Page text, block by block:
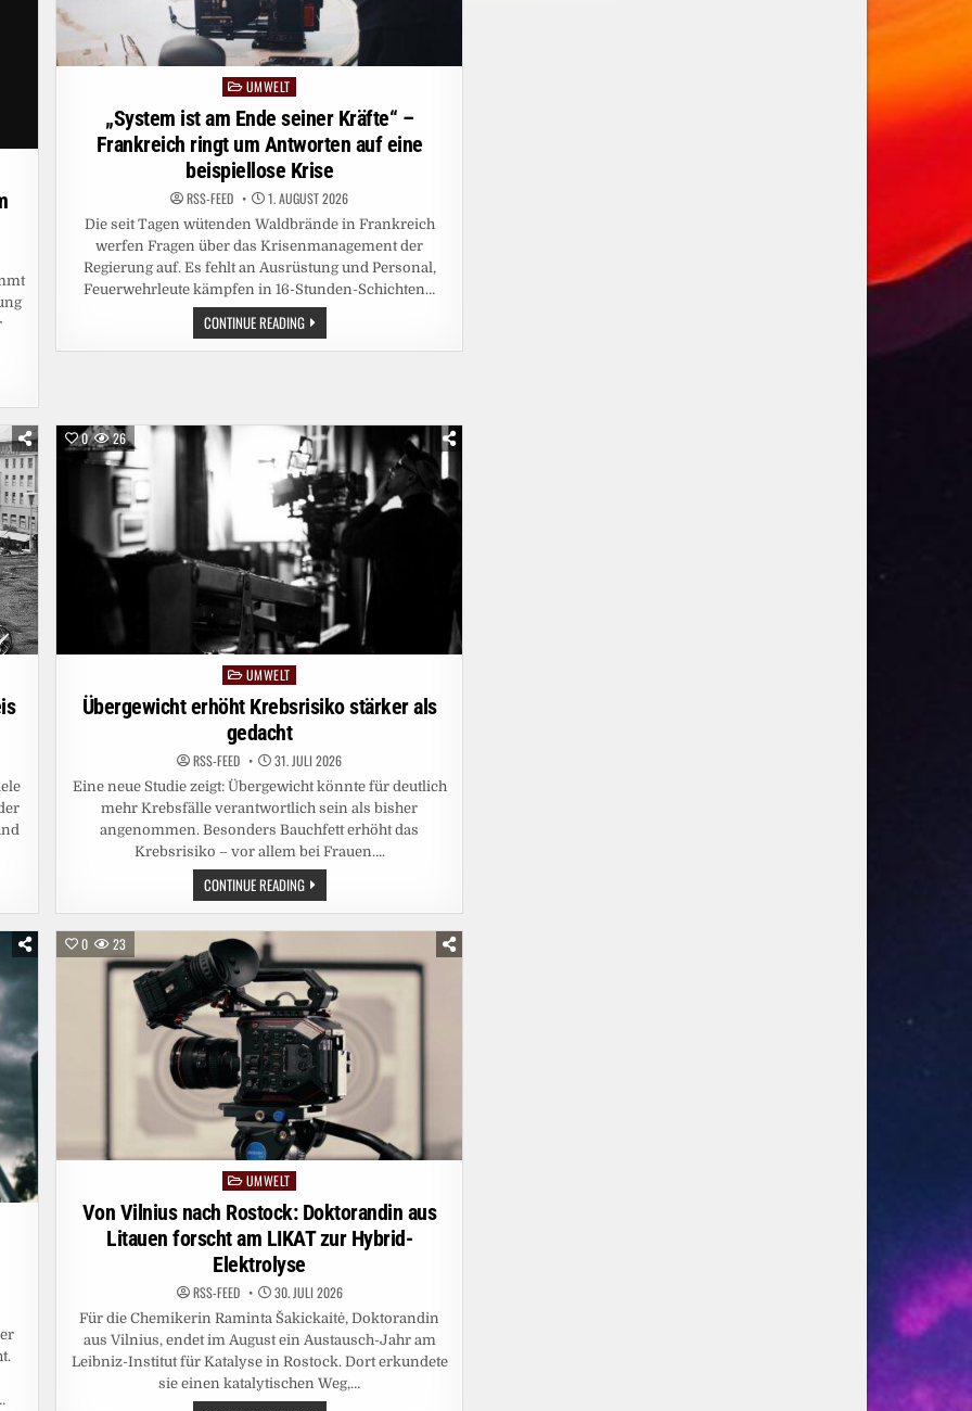
PostedUMWELT
„System ist am Ende seiner Kräfte“ –
Frankreich ringt um Antworten auf eine
beispiellose Krise
RSS-FEED 1. AUGUST 2026
Die seit Tagen wütenden Waldbrände in Frankreich
werfen Fragen über das Krisenmanagement der
Regierung auf. Es fehlt an Ausrüstung und Personal,
Feuerwehrleute kämpfen in 16-Stunden-Schichten…
CONTINUE READING„SYSTEM
IST
AM
UM
ANTWORTEN
AUF
EINE
BEISPIELLOSE
KRISE
0 26
Posted
in
UMWELT
Übergewicht erhöht Krebsrisiko stärker als
gedacht
RSS-FEED 31. JULI 2026
Eine neue Studie zeigt: Übergewicht könnte für deutlich
mehr Krebsfälle verantwortlich sein als bisher
angenommen. Besonders Bauchfett erhöht das
Krebsrisiko – vor allem bei Frauen….
CONTINUE READINGÜBERGEWICHT
ERHÖHT
KREBSRISIKO
GEDACHT
0 23
Posted
in
UMWELT
Von Vilnius nach Rostock: Doktorandin aus
Litauen forscht am LIKAT zur Hybrid-
Elektrolyse
RSS-FEED 30. JULI 2026
Für die Chemikerin Raminta Šakickaitė, Doktorandin
aus Vilnius, endet im August ein Austausch-Jahr am
Leibniz-Institut für Katalyse in Rostock. Dort erkundete
sie einen katalytischen Weg,…